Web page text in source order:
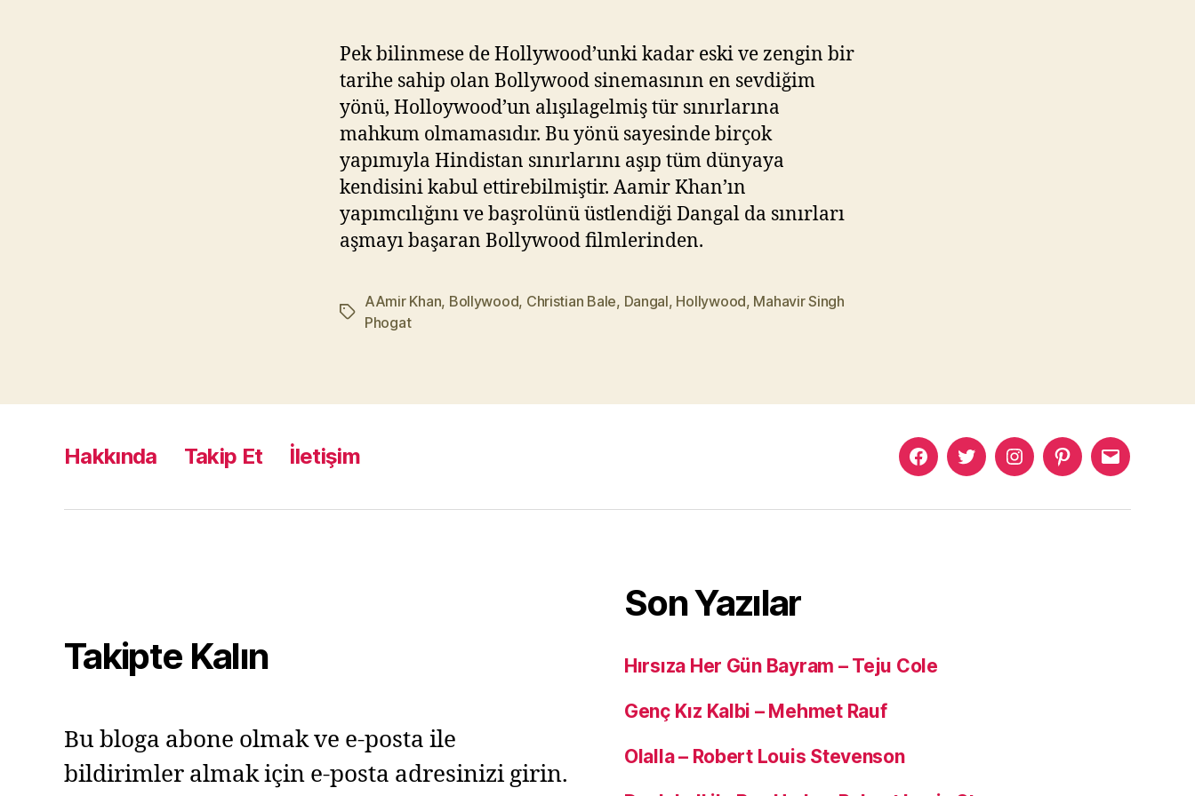
ıl
a
z
Pek bilinmese de Hollywood’unki kadar eski ve zengin bir
tarihe sahip olan Bollywood sinemasının en sevdiğim
yönü, Holloywood’un alışılagelmiş tür sınırlarına
mahkum olmamasıdır. Bu yönü sayesinde birçok
yapımıyla Hindistan sınırlarını aşıp tüm dünyaya
kendisini kabul ettirebilmiştir. Aamir Khan’ın
yapımcılığını ve başrolünü üstlendiği Dangal da sınırları
aşmayı başaran Bollywood filmlerinden.
Etiketler
AAmir Khan, Bollywood, Christian Bale, Dangal, Hollywood, Mahavir Singh
Phogat
Hakkında Takip Et İletişim
Murat
Facebook
Murat
Twitter
Murat
Instagram
PinterestMurat
Mail
Takipte Kalın
Bu bloga abone olmak ve e-posta ile
bildirimler almak için e-posta adresinizi girin.
Son Yazılar
Hırsıza Her Gün Bayram – Teju Cole
Genç Kız Kalbi – Mehmet Rauf
Olalla – Robert Louis Stevenson